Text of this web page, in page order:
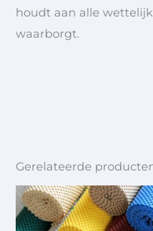
houdt aan alle
waarborgt.
Gerelateerde